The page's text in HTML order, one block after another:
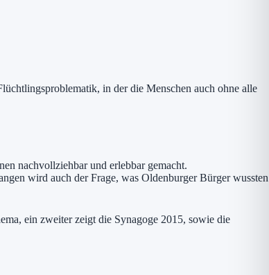
in der die Menschen auch ohne alle
nachvollziehbar und erlebbar gemacht.
wird auch der Frage, was Oldenburger Bürger wussten
ein zweiter zeigt die Synagoge 2015, sowie die